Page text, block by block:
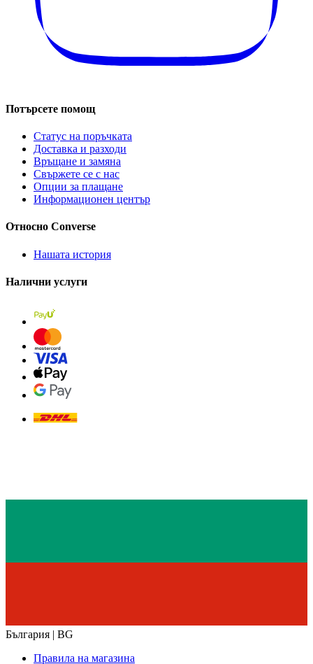
Потърсете помощ
Статус на поръчката
Доставка и разходи
Връщане и замяна
Свържете се с нас
Опции за плащане
Информационен център
Относно Converse
Нашата история
Налични услуги
България | BG
Правила на магазина